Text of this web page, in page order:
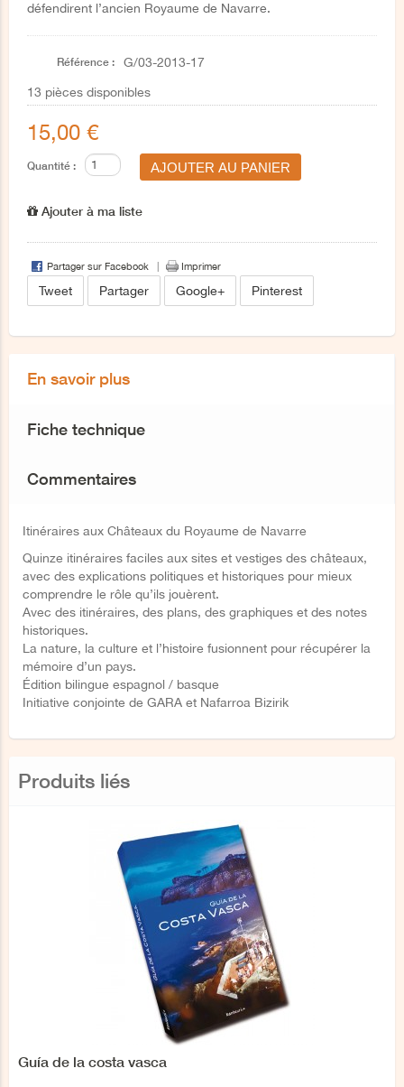
défendirent l’ancien Royaume de Navarre.
Référence : G/03-2013-17
13 pièces disponibles
15,00 €
Quantité :
Ajouter à ma liste
Partager sur Facebook Imprimer
Tweet Partager Google+ Pinterest
En savoir plus
Fiche technique
Commentaires
Itinéraires aux Châteaux du Royaume de Navarre
Quinze itinéraires faciles aux sites et vestiges des châteaux,
avec des explications politiques et historiques pour mieux
comprendre le rôle qu’ils jouèrent.
Avec des itinéraires, des plans, des graphiques et des notes
historiques.
La nature, la culture et l’histoire fusionnent pour récupérer la
mémoire d’un pays.
Édition bilingue espagnol / basque
Initiative conjointe de GARA et Nafarroa Bizirik
Produits liés
Guía de la costa vasca